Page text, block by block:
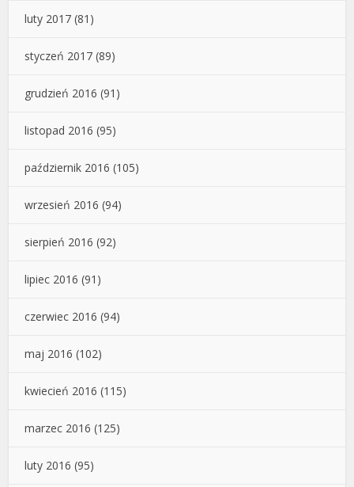
luty 2017 (81)
styczeń 2017 (89)
grudzień 2016 (91)
listopad 2016 (95)
październik 2016 (105)
wrzesień 2016 (94)
sierpień 2016 (92)
lipiec 2016 (91)
czerwiec 2016 (94)
maj 2016 (102)
kwiecień 2016 (115)
marzec 2016 (125)
luty 2016 (95)